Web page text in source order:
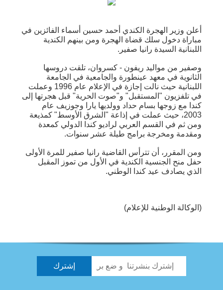
أعلن وزير الهجرة الكندي أحمد حسين أسماء الفائزين في
مباراة دخول سلك قضاة الهجرة ومن بينهم الكندية
اللبنانية السيدة رانيا صفير.
وصفير من مواليد ريفون - كسروان، تلقت دروسها
الثانوية في معهد عينطورة والجامعية في الجامعة
اللبنانية حيث نالت إجازة في الإعلام عام 1996 وعملت
في تلفزيون "المستقبل" و"صوت الحرية" قبل هجرتها إلى
كندا مع زوجها بسام حداد وولديها يارا وجوزيف عام
2003، حيث عملت في إذاعة "الشرق الأوسط" كمذيعة
ومن ثم في القسم العربي لراديو كندا الدولي كمعدة
ومقدمة ومخرجة برامج طيلة عشر سنوات.
ومن المقرر، أن تترأس القاضية رانيا صفير للمرة الأولى
حفل منح الجنسية الكندية في الأول من تموز المقبل
الذي يصادف عيد كندا الوطني.
(الوكالة الوطنية للإعلام)